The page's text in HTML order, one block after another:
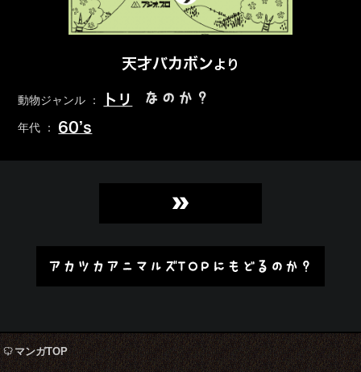
天才バカボンより
動物ジャンル ： トリ なのか？
年代 ： 60’s
»
アカツカアニマルズTOPにもどるのか？
マンガTOP